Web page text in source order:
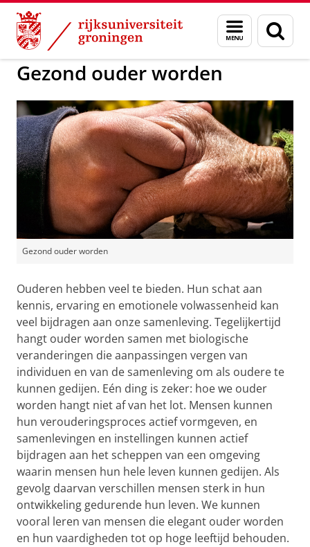
Skip
Content
Skip
Navigation
Menu
en
zoeken
GMW Onderzoek
Gezond ouder worden
Gezond ouder worden
Ouderen hebben veel te bieden. Hun schat aan
kennis, ervaring en emotionele volwassenheid kan
veel bijdragen aan onze samenleving. Tegelijkertijd
hangt ouder worden samen met biologische
veranderingen die aanpassingen vergen van
individuen en van de samenleving om als oudere te
kunnen gedijen. Eén ding is zeker: hoe we ouder
worden hangt niet af van het lot. Mensen kunnen
hun verouderingsproces actief vormgeven, en
samenlevingen en instellingen kunnen actief
bijdragen aan het scheppen van een omgeving
waarin mensen hun hele leven kunnen gedijen. Als
gevolg daarvan verschillen mensen sterk in hun
ontwikkeling gedurende hun leven. We kunnen
vooral leren van mensen die elegant ouder worden
en hun vaardigheden tot op hoge leeftijd behouden.